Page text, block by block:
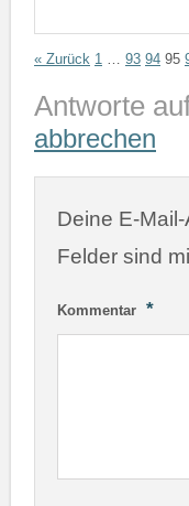
« Zurück 1 93 94 95
Antworte
abbrechen
Deine E-
Felder sind
Kommentar *